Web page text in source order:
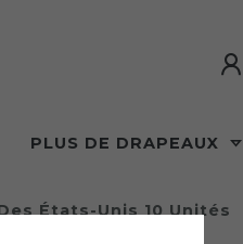
PLUS DE DRAPEAUX
États-Unis 10 Unités